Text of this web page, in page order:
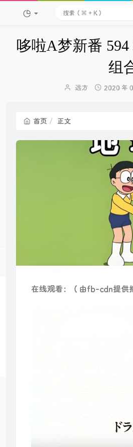
哆啦A梦新番
组
博
远方
发
2020 年
首页 正文
在线观看：（由fb-cdn提供